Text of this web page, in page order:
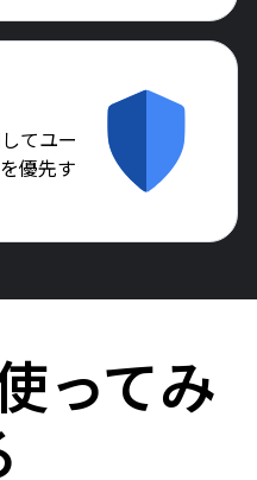
てユー
優先す
ってみ